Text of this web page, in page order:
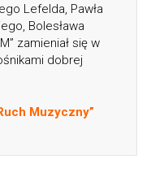
Lefelda, Pawła
Bolesława
zamieniał się w
dobrej
Muzyczny”